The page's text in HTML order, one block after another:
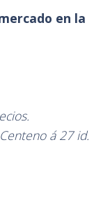
en la
á 27 id.